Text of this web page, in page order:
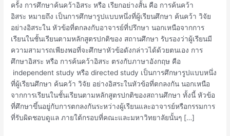
ครั้ง การศึกษาค้นคว้าอิสระ หรือ เรียกอย่างสั้น คือ การค้นคว้า
อิสระ หมายถึง เป็นการศึกษารูปแบบหนึ่งที่ผู้เรียนศึกษา ค้นคว้า วิจัย
อย่างอิสระใน หัวข้อที่ตกลงกับอาจารย์ที่ปรึกษา นอกเหนือจากการ
เรียนในชั้นเรียนตามหลักสูตรปกติของ สถานศึกษา รับรองว่าผู้เรียนมี
ความสามารถเพียงพอที่จะศึกษาหัวข้อดังกล่าวได้ด้วยตนเอง การ
ศึกษาอิสระ หรือ การค้นคว้าอิสระ ตรงกับภาษาอังกฤษ คือ
independent study หรือ directed study เป็นการศึกษารูปแบบหนึ่ง
ที่ผู้เรียนศึกษา ค้นคว้า วิจัย อย่างอิสระในหัวข้อที่ตกลงกัน นอกเหนือ
จากการเรียนในชั้นเรียนตามหลักสูตรปกติของสถานศึกษา ทั้งนี้ หัวข้อ
ที่ศึกษาขึ้นอยู่กับการตกลงกันระหว่างผู้เรียนและอาจารย์หรือกรรมการ
ที่รับผิดชอบดูแล ภายใต้กรอบที่คณะและมหาวิทยาลัยนั้นๆ […]